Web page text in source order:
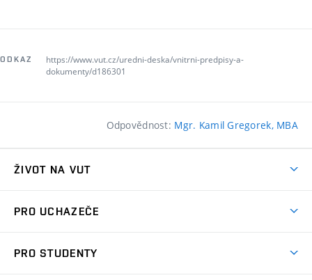
ODKAZ
https://www.vut.cz/uredni-deska/vnitrni-predpisy-a-
dokumenty/d186301
Odpovědnost: Mgr. Kamil Gregorek, MBA
ŽIVOT NA VUT
Koleje
PRO UCHAZEČE
PRO STUDENTY